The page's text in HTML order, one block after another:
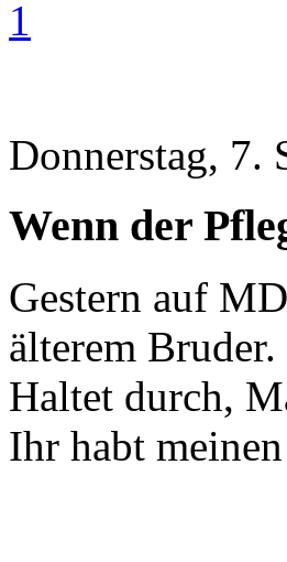
1
Donnerstag, 7.
Wenn der
Gestern auf
älterem Bruder.
Haltet durch,
Ihr habt